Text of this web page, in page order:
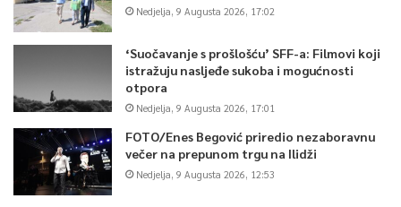
Nedjelja, 9 Augusta 2026, 17:02
‘Suočavanje s prošlošću’ SFF-a: Filmovi koji
istražuju nasljeđe sukoba i mogućnosti
otpora
Nedjelja, 9 Augusta 2026, 17:01
FOTO/Enes Begović priredio nezaboravnu
večer na prepunom trgu na Ilidži
Nedjelja, 9 Augusta 2026, 12:53